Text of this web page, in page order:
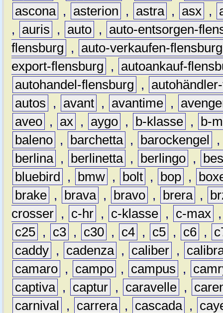
ascona , asterion , astra , asx ,
,
auris , auto ,
auto-entsorgen-
flensburg
,
auto-verkaufen-flensburg
export-flensburg
,
autoankauf-
autohandel-flensburg
,
autos
, avant , avantime ,
aveo , ax , aygo , b-klasse ,
b-
baleno , barchetta , barockengel
berlina , berlinetta , berlingo ,
bluebird
, bmw , bolt , bop ,
brake , brava , bravo , brera ,
crosser , c-hr , c-klasse , c-max
c25 , c3 , c30 , c4 , c5 , c6 ,
caddy , cadenza , caliber ,
camaro , campo , campus ,
captiva , captur , caravelle ,
carnival
, carrera , cascada ,